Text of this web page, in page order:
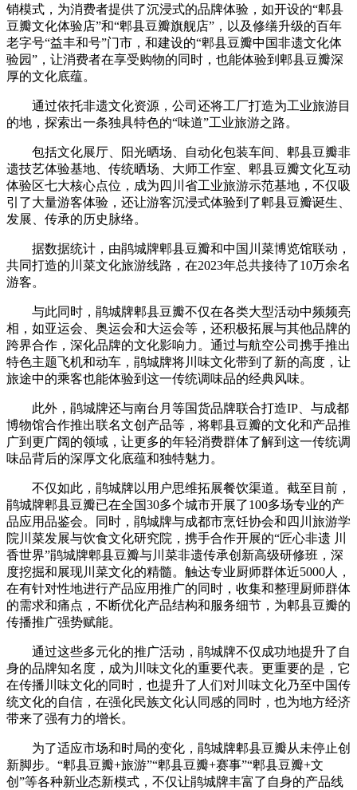
销模式，为消费者提供了沉浸式的品牌体验，如开设的“郫县
豆瓣文化体验店”和“郫县豆瓣旗舰店”，以及修缮升级的百年
老字号“益丰和号”门市，和建设的“郫县豆瓣中国非遗文化体
验园”，让消费者在享受购物的同时，也能体验到郫县豆瓣深
厚的文化底蕴。
通过依托非遗文化资源，公司还将工厂打造为工业旅游目
的地，探索出一条独具特色的“味道”工业旅游之路。
包括文化展厅、阳光晒场、自动化包装车间、郫县豆瓣非
遗技艺体验基地、传统晒场、大师工作室、郫县豆瓣文化互动
体验区七大核心点位，成为四川省工业旅游示范基地，不仅吸
引了大量游客体验，还让游客沉浸式体验到了郫县豆瓣诞生、
发展、传承的历史脉络。
据数据统计，由鹃城牌郫县豆瓣和中国川菜博览馆联动，
共同打造的川菜文化旅游线路，在2023年总共接待了10万余名
游客。
与此同时，鹃城牌郫县豆瓣不仅在各类大型活动中频频亮
相，如亚运会、奥运会和大运会等，还积极拓展与其他品牌的
跨界合作，深化品牌的文化影响力。通过与航空公司携手推出
特色主题飞机和动车，鹃城牌将川味文化带到了新的高度，让
旅途中的乘客也能体验到这一传统调味品的经典风味。
此外，鹃城牌还与南台月等国货品牌联合打造IP、与成都
博物馆合作推出联名文创产品等，将郫县豆瓣的文化和产品推
广到更广阔的领域，让更多的年轻消费群体了解到这一传统调
味品背后的深厚文化底蕴和独特魅力。
不仅如此，鹃城牌以用户思维拓展餐饮渠道。截至目前，
鹃城牌郫县豆瓣已在全国30多个城市开展了100多场专业的产
品应用品鉴会。同时，鹃城牌与成都市烹饪协会和四川旅游学
院川菜发展与饮食文化研究院，携手合作开展的“匠心非遗 川
香世界”鹃城牌郫县豆瓣与川菜非遗传承创新高级研修班，深
度挖掘和展现川菜文化的精髓。触达专业厨师群体近5000人，
在有针对性地进行产品应用推广的同时，收集和整理厨师群体
的需求和痛点，不断优化产品结构和服务细节，为郫县豆瓣的
传播推广强势赋能。
通过这些多元化的推广活动，鹃城牌不仅成功地提升了自
身的品牌知名度，成为川味文化的重要代表。更重要的是，它
在传播川味文化的同时，也提升了人们对川味文化乃至中国传
统文化的自信，在强化民族文化认同感的同时，也为地方经济
带来了强有力的增长。
为了适应市场和时局的变化，鹃城牌郫县豆瓣从未停止创
新脚步。“郫县豆瓣+旅游”“郫县豆瓣+赛事”“郫县豆瓣+文
创”等各种新业态新模式，不仅让鹃城牌丰富了自身的产品线